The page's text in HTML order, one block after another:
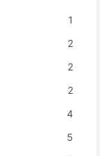
1
2
2
2
4
5